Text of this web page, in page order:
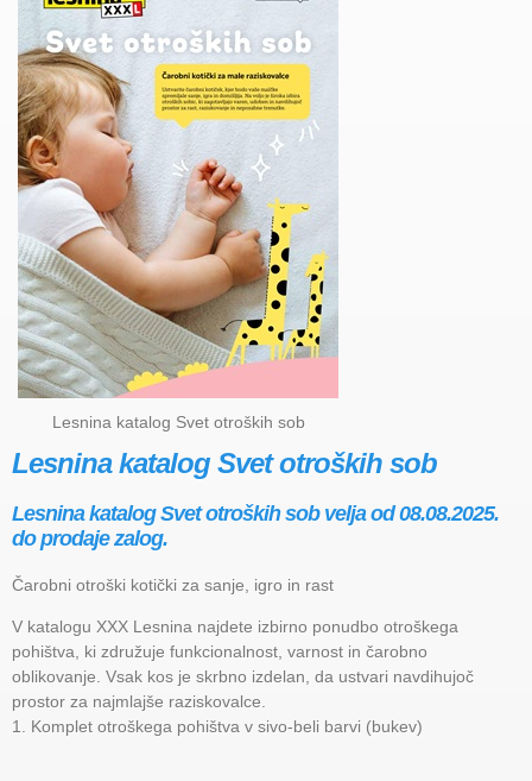
Lesnina katalog Svet otroških sob
Lesnina katalog Svet otroških sob
Lesnina katalog Svet otroških sob velja od 08.08.2025.
do prodaje zalog.
Čarobni otroški kotički za sanje, igro in rast
V katalogu XXX Lesnina najdete izbirno ponudbo otroškega
pohištva, ki združuje funkcionalnost, varnost in čarobno
oblikovanje. Vsak kos je skrbno izdelan, da ustvari navdihujoč
prostor za najmlajše raziskovalce.
1. Komplet otroškega pohištva v sivo-beli barvi (bukev)